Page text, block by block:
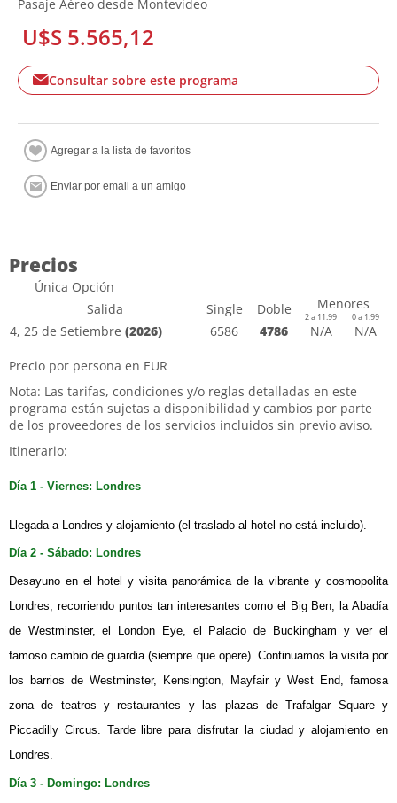
Pasaje Aéreo desde Montevideo
U$S 5.565,12
Consultar sobre este programa
Precios
Única Opción
Salida
Single Doble Menores
2 a 11.99 0 a 1.99
4, 25 de Setiembre (2026) 6586 4786 N/A N/A
Precio por persona en EUR
Nota: Las tarifas, condiciones y/o reglas detalladas en este
programa están sujetas a disponibilidad y cambios por parte
de los proveedores de los servicios incluidos sin previo aviso.
Itinerario:
Día 1 - Viernes: Londres
Llegada a Londres y alojamiento (el traslado al hotel no está incluido).
Día 2 - Sábado: Londres
Desayuno en el hotel y visita panorámica de la vibrante y cosmopolita
Londres, recorriendo puntos tan interesantes como el Big Ben, la Abadía
de Westminster, el London Eye, el Palacio de Buckingham y ver el
famoso cambio de guardia (siempre que opere). Continuamos la visita por
los barrios de Westminster, Kensington, Mayfair y West End, famosa
zona de teatros y restaurantes y las plazas de Trafalgar Square y
Piccadilly Circus. Tarde libre para disfrutar la ciudad y alojamiento en
Londres.
Día 3 - Domingo: Londres